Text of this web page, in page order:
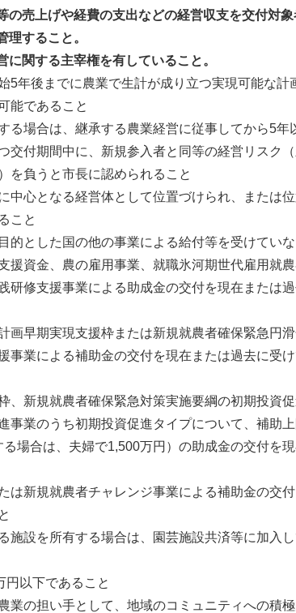
の売上げや経費の支出などの経営収支を交付対
理すること。
に関する主宰権を有していること。
5年後までに農業で生計が成り立つ実現可能な計
能であること
る場合は、継承する農業経営に従事してから5年
交付期間中に、新規参入者と同等の経営リスク
を負うと市長に認められること
中心となる経営体として位置づけられ、または
こと
的とした国の他の事業による給付等を受けていな
援資金、農の雇用事業、就職氷河期世代雇用就
研修支援事業による助成金の交付を現在または
画早期実現支援枠または新規就農者確保緊急円
事業による補助金の交付を現在または過去に受
、新規就農者確保緊急対策実施要綱の初期投資
事業のうち初期投資促進タイプについて、補助
場合は、夫婦で1,500万円）の助成金の交付を
は新規就農者チャレンジ事業による補助金の交
施設を所有する場合は、園芸施設共済等に加入
円以下であること
業の担い手として、地域のコミュニティへの積